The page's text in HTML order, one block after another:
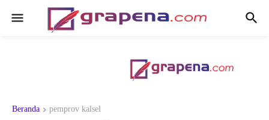
Beranda pemprov kalsel